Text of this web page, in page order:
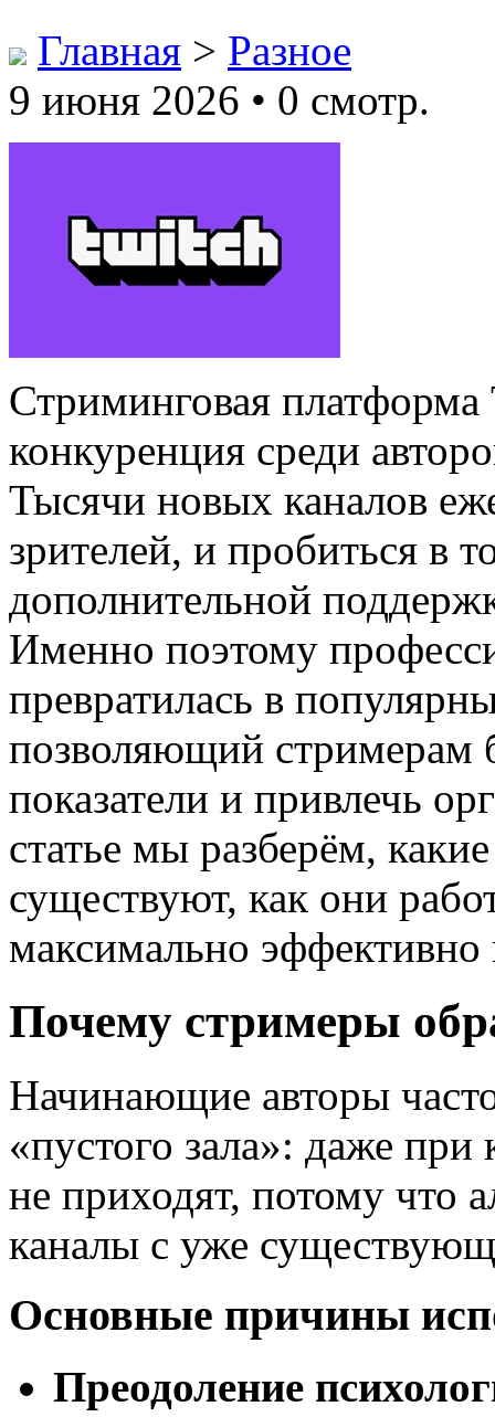
Главная > Разное
9 июня 2026 • 0 смотр.
Стриминговая
конкуренция среди
Тысячи новых каналов
зрителей, и пробиться в
дополнительной
Именно поэтому
превратилась в
позволяющий стримерам
показатели и привлечь
статье мы разберём,
существуют, как они
максимально эффективно
Почему стримеры
Начинающие авторы
«пустого зала»: даже при
не приходят, потому что
каналы с уже
Основные причины
Преодоление